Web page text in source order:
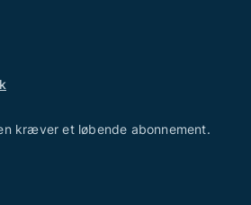
kræver et løbende abonnement.